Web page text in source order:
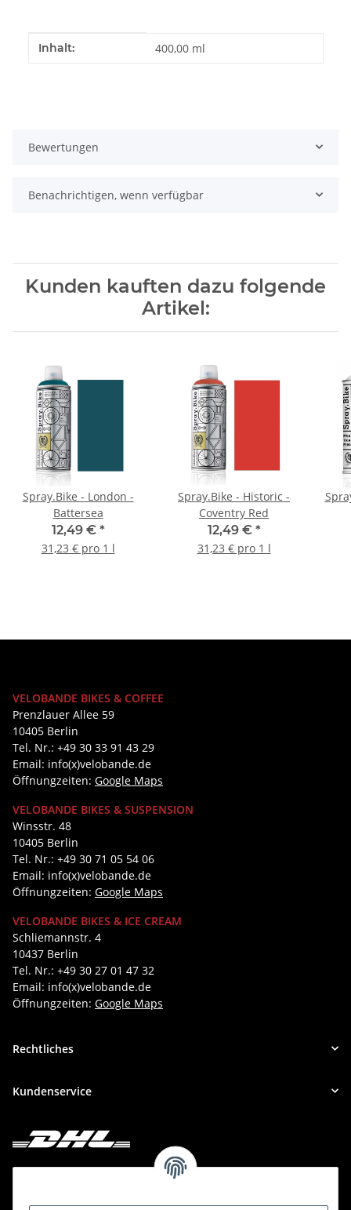
Produkteigenschaft
Wert
Inhalt: 400,00 ml
Bewertungen
Benachrichtigen, wenn verfügbar
Kunden kauften dazu folgende
Artikel:
Spray.Bike - London -
Battersea
12,49 € *
31,23 € pro 1 l
Spray.Bike - Historic -
Coventry Red
12,49 € *
31,23 € pro 1 l
VELOBANDE BIKES & COFFEE
Prenzlauer Allee 59
10405 Berlin
Tel. Nr.: +49 30 33 91 43 29
Email: info(x)velobande.de
Öffnungzeiten: Google Maps
VELOBANDE BIKES & SUSPENSION
Winsstr. 48
10405 Berlin
Tel. Nr.: +49 30 71 05 54 06
Email: info(x)velobande.de
Öffnungzeiten: Google Maps
VELOBANDE BIKES & ICE CREAM
Schliemannstr. 4
10437 Berlin
Tel. Nr.: +49 30 27 01 47 32
Email: info(x)velobande.de
Öffnungzeiten: Google Maps
Rechtliches
Kundenservice
Deine Bestellung versenden wir mit DHL!